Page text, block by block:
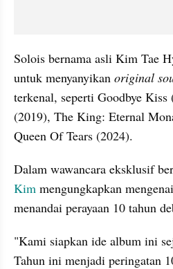
Solois bernama asli Kim Tae
untuk menyanyikan original
terkenal, seperti Goodbye
(2019), The King: Eternal
Queen Of Tears (2024).
Dalam wawancara eksklusif
Kim mengungkapkan
"Kami siapkan ide album ini
Tahun ini menjadi peringatan